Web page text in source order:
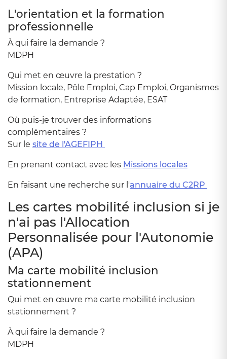
L'orientation et la formation
professionnelle
À qui faire la demande ?
MDPH
Qui met en œuvre la prestation ?
Mission locale, Pôle Emploi, Cap Emploi, Organismes
de formation, Entreprise Adaptée, ESAT
Où puis-je trouver des informations
complémentaires ?
Sur le site de l'AGEFIPH
En prenant contact avec les Missions locales
En faisant une recherche sur l'annuaire du C2RP
Les cartes mobilité inclusion si je
n'ai pas l'Allocation
Personnalisée pour l'Autonomie
(APA)
Ma carte mobilité inclusion
stationnement
Qui met en œuvre ma carte mobilité inclusion
stationnement ?
À qui faire la demande ?
MDPH